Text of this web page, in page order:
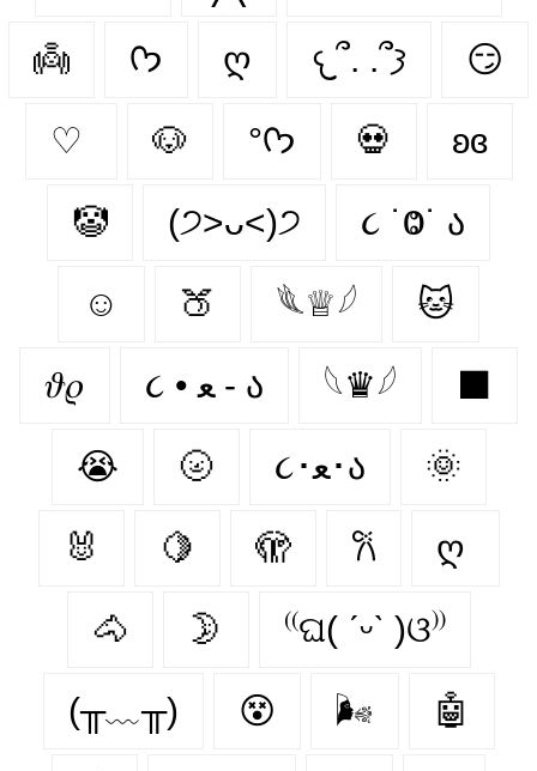
👼 ᡣ𐭩 ღ 𐔌՞. .՞𐦯 😏
♡ 🐶 °ᡣ𐭩 💀 ʚɞ
🤡 (੭˃ᴗ˂)੭ ૮ ˙Ⱉ˙ ა
☺ 🍑 𓆰♕𓆪 🐱
𝜗𝜚 ૮ • ﻌ - ა 𓆩♛𓆪
😭 🌝 ૮･ﻌ･ა 🌞
🐰 🍋 🫣 𐙚 ღ
🐴 🌛 ⁽⁽ଘ( ˊᵕˋ )ଓ⁾⁾
(╥﹏╥) 😵‍ 🌬 🤖